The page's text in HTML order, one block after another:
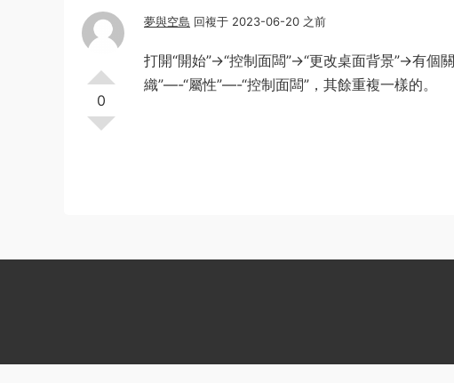
0
夢與空島 回複于 2023-06-20 之前
打開“開始”→“控制面闆”→“更改桌面背景”→有個
織”—-“屬性”—-“控制面闆”，其餘重複一樣的。